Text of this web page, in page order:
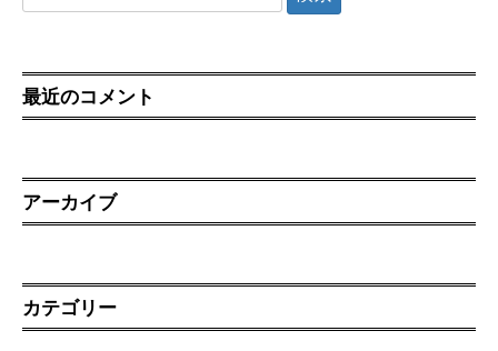
索:
最近のコメント
アーカイブ
カテゴリー